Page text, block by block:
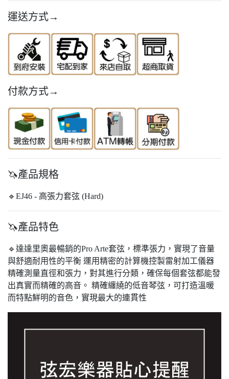
運送方式→
付款方式→
🦄產品規格
🔹EJ46 - 高張力套弦 (Hard)
🦄產品特色
🔹達達里奧最暢銷的Pro Arte套弦，標準張力，實現了音量
與舒適耐用性的平衡 運用精密的計算機控製雷射加工儀器
精確測量直徑和張力，對其進行分類，確保每個套弦都能發
出真實而精確的高音。 精確纏繞的低音琴弦，可打造溫暖
而特點鮮明的音色，實現最大的連貫性